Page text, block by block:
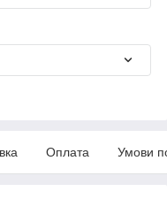
Оплата Умови